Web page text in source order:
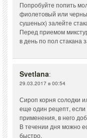
Попробуйте попить
фиолетовый или
сушеных) залейте
Перед приемом
в день по пол стакана
Svetlana:
29.03.2017 в 00:54
Сироп корня солодки
еще один рецепт, если
применения, в него
В течении дня можно
быстро.